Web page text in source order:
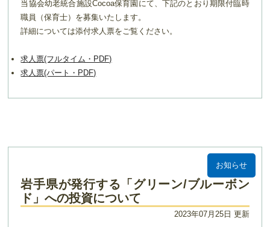
当協会幼老統合施設Cocoa保育園にて、下記のとおり期限付臨時
職員（保育士）を募集いたします。
詳細については添付求人票をご覧ください。
求人票(フルタイム・PDF)
求人票(パート・PDF)
お知らせ
岩手県が発行する「グリーン/ブルーボン
ド」への投資について
2023年07月25日 更新